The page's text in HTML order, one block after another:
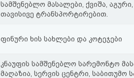
სამშენებლო მასალები, ქვიშა, აგური,
თავისივე ტრანსპორტირებით.
ფინური ხის სახლები და კოტეჯები
კნაუფის სამშენებლო სარემონტო
მაღაზია, სერვის ცენტრი, საბითუმო